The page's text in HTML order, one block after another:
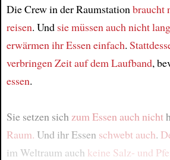
Die Crew in der Raumstationbraucht
reisen. Und sie müssen auch nicht
erwärmen ihr Esseneinfach.
verbringen Zeit auf dem Laufband,
essen.
Sie setzen sichzum Essenauch nicht
Raum. Und ihr Essen schwebt auch.
im Weltraum auch keine Salz- und